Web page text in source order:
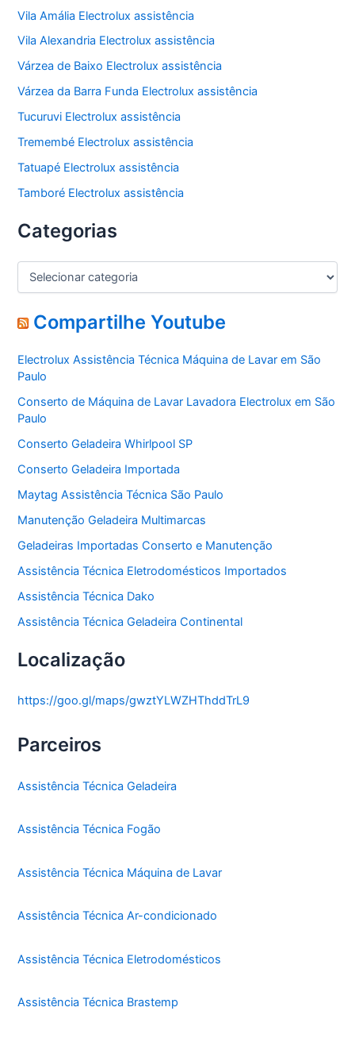
Vila Amália Electrolux assistência
Vila Alexandria Electrolux assistência
Várzea de Baixo Electrolux assistência
Várzea da Barra Funda Electrolux assistência
Tucuruvi Electrolux assistência
Tremembé Electrolux assistência
Tatuapé Electrolux assistência
Tamboré Electrolux assistência
Categorias
C
e
g
r
i
a
s
Compartilhe Youtube
Electrolux Assistência Técnica Máquina de Lavar em São
Paulo
Conserto de Máquina de Lavar Lavadora Electrolux em São
Paulo
Conserto Geladeira Whirlpool SP
Conserto Geladeira Importada
Maytag Assistência Técnica São Paulo
Manutenção Geladeira Multimarcas
Geladeiras Importadas Conserto e Manutenção
Assistência Técnica Eletrodomésticos Importados
Assistência Técnica Dako
Assistência Técnica Geladeira Continental
Localização
https://goo.gl/maps/gwztYLWZHThddTrL9
Parceiros
Assistência Técnica Geladeira
Assistência Técnica Fogão
Assistência Técnica Máquina de Lavar
Assistência Técnica Ar-condicionado
Assistência Técnica Eletrodomésticos
Assistência Técnica Brastemp